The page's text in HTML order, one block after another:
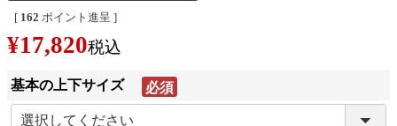
[ 162 ポイント進呈 ]
¥17,820税込
基本の上下サイズ
(必